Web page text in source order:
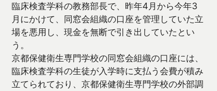
臨床検査学科の教務部長で、昨年4月から今年3
月にかけて、同窓会組織の口座を管理していた立
場を悪用し、現金を無断で引き出していたとい
う。
京都保健衛生専門学校の同窓会組織の口座には、
臨床検査学科の生徒が入学時に支払う会費が積み
立てられており、京都保健衛生専門学校の外部調